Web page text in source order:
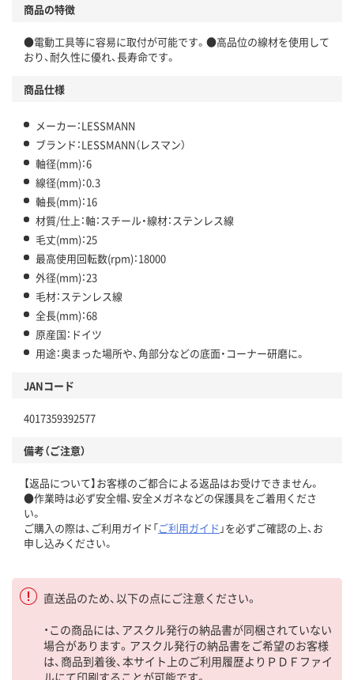
商品の特徴
●電動工具等に容易に取付が可能です。●高品位の線材を使用して
おり、耐久性に優れ、長寿命です。
商品仕様
メーカー：LESSMANN
ブランド：LESSMANN（レスマン）
軸径(mm)：6
線径(mm)：0.3
軸長(mm)：16
材質/仕上：軸：スチール・線材：ステンレス線
毛丈(mm)：25
最高使用回転数(rpm)：18000
外径(mm)：23
毛材：ステンレス線
全長(mm)：68
原産国：ドイツ
用途：奥まった場所や、角部分などの底面・コーナー研磨に。
JANコード
4017359392577
備考（ご注意）
【返品について】お客様のご都合による返品はお受けできません。
●作業時は必ず安全帽、安全メガネなどの保護具をご着用くださ
い。
ご購入の際は、ご利用ガイド「ご利用ガイド 」を必ずご確認の上、お
申し込みください。
直送品のため、以下の点にご注意ください。
・この商品には、アスクル発行の納品書が同梱されていない
場合があります。アスクル発行の納品書をご希望のお客様
は、商品到着後、本サイト上のご利用履歴よりＰＤＦファイ
ルにて印刷することが可能です。